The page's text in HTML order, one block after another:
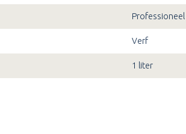
Professioneel
Verf
1 liter